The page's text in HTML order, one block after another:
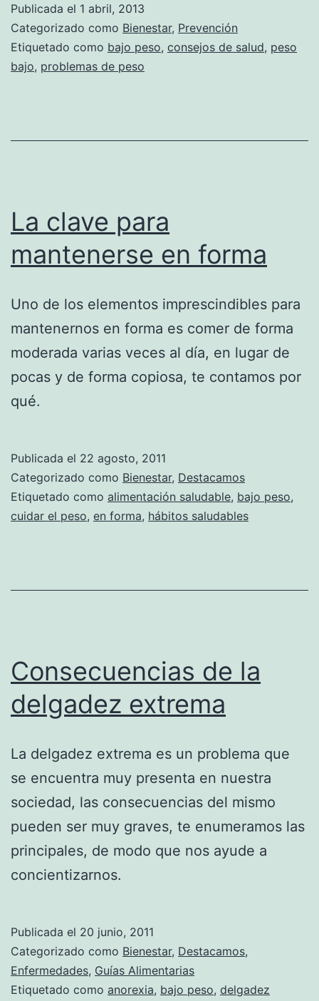
Publicada el 1 abril, 2013
Categorizado como Bienestar, Prevención
Etiquetado como bajo peso, consejos de salud, peso
bajo, problemas de peso
La clave para
mantenerse en forma
Uno de los elementos imprescindibles para
mantenernos en forma es comer de forma
moderada varias veces al día, en lugar de
pocas y de forma copiosa, te contamos por
qué.
Publicada el 22 agosto, 2011
Categorizado como Bienestar, Destacamos
Etiquetado como alimentación saludable, bajo peso,
cuidar el peso, en forma, hábitos saludables
Consecuencias de la
delgadez extrema
La delgadez extrema es un problema que
se encuentra muy presenta en nuestra
sociedad, las consecuencias del mismo
pueden ser muy graves, te enumeramos las
principales, de modo que nos ayude a
concientizarnos.
Publicada el 20 junio, 2011
Categorizado como Bienestar, Destacamos,
Enfermedades, Guías Alimentarias
Etiquetado como anorexia, bajo peso, delgadez